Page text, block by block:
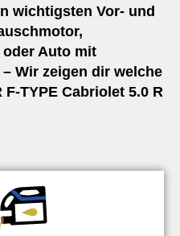
wichtigsten Vor- und
Auto mit
Wir zeigen dir welche
TYPE Cabriolet 5.0 R